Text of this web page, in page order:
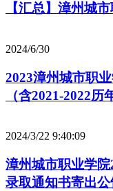
【汇总】漳州城
2024/6/30
2023漳州城市职
（含2021-2022历
2024/3/22 9:40:09
漳州城市职业学
录取通知书寄出公